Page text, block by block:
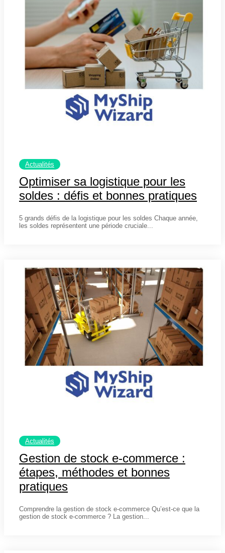
Actualités
Optimiser sa logistique pour les
soldes : défis et bonnes pratiques
5 grands défis de la logistique pour les soldes Chaque année,
les soldes représentent une période cruciale...
Actualités
Gestion de stock e-commerce :
étapes, méthodes et bonnes
pratiques
Comprendre la gestion de stock e-commerce Qu’est-ce que la
gestion de stock e-commerce ? La gestion...